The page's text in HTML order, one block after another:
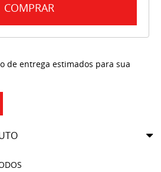
COMPRAR
de entrega estimados para sua